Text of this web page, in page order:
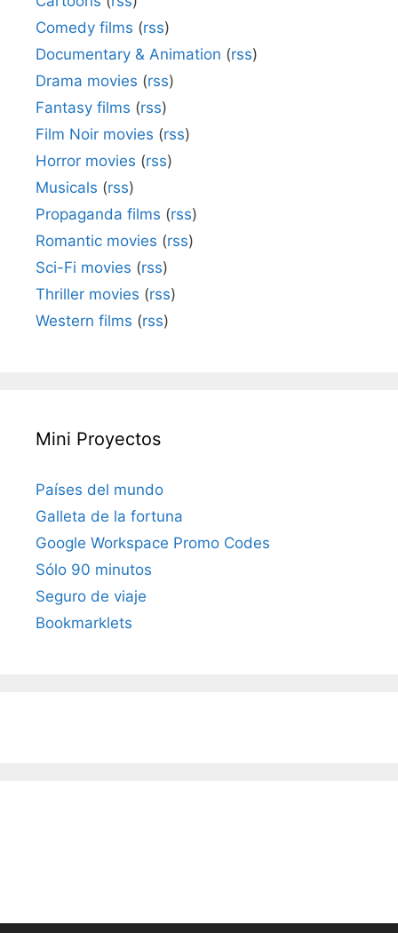
Comedy films (rss)
Documentary & Animation (rss)
Drama movies (rss)
Fantasy films (rss)
Film Noir movies (rss)
Horror movies (rss)
Musicals (rss)
Propaganda films (rss)
Romantic movies (rss)
Sci-Fi movies (rss)
Thriller movies (rss)
Western films (rss)
Mini Proyectos
Países del mundo
Galleta de la fortuna
Google Workspace Promo Codes
Sólo 90 minutos
Seguro de viaje
Bookmarklets